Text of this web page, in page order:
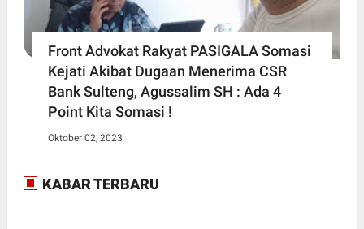
Front Advokat Rakyat PASIGALA Somasi
Kejati Akibat Dugaan Menerima CSR
Bank Sulteng, Agussalim SH : Ada 4
Point Kita Somasi !
Oktober 02, 2023
KABAR TERBARU